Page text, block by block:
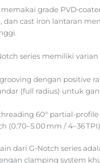
grade
dan cast iron lantaran
series memiliki
dengan positive
(full radius) untuk
60° partial-
(0.70–5.00 mm / 4–36 TPI)
dari G‑Notch series
clamping system